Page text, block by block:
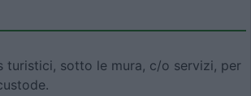
turistici, sotto le mura, c/o servizi, per